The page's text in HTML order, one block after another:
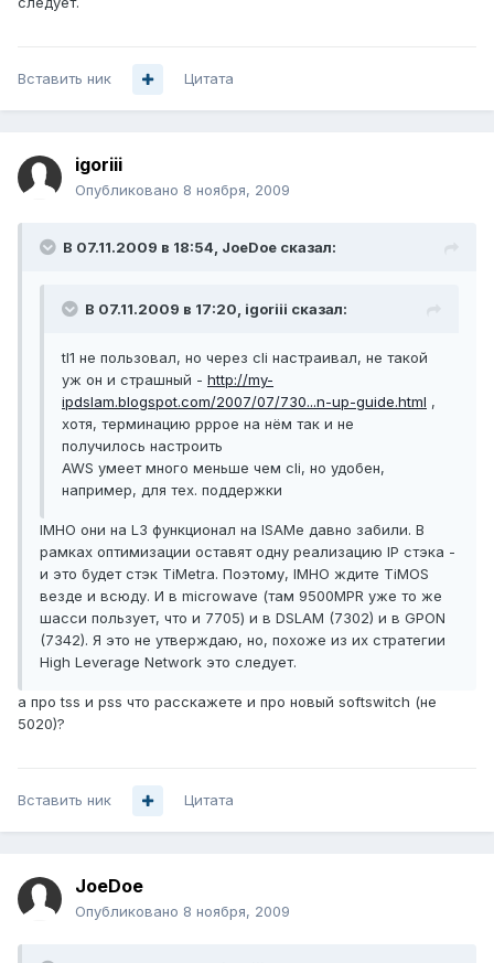
Вставить ник Цитата
igoriii
Опубликовано 8 ноября, 2009
В 07.11.2009 в 18:54, JoeDoe сказал:
В 07.11.2009 в 17:20, igoriii сказал:
tl1 не пользовал, но через cli настраивал, не такой
уж он и страшный - http://my-
ipdslam.blogspot.com/2007/07/730...n-up-guide.html ,
хотя, терминацию pppoe на нём так и не
получилось настроить
AWS умеет много меньше чем cli, но удобен,
например, для тех. поддержки
IMHO они на L3 функционал на ISAMe давно забили. В
рамках оптимизации оставят одну реализацию IP стэка -
и это будет стэк TiMetra. Поэтому, IMHO ждите TiMOS
везде и всюду. И в microwave (там 9500MPR уже то же
шасси пользует, что и 7705) и в DSLAM (7302) и в GPON
(7342). Я это не утверждаю, но, похоже из их стратегии
High Leverage Network это следует.
а про tss и pss что расскажете и про новый softswitch (не
5020)?
Вставить ник Цитата
JoeDoe
Опубликовано 8 ноября, 2009